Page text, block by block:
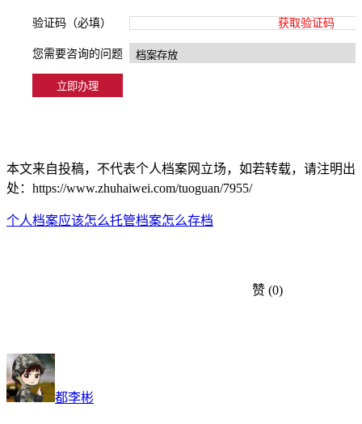
验证码（必填） 获取验证码
您需要咨询的问题
本文来自投稿，不代表个人档案网立场，如若转载，请注明出
处：https://www.zhuhaiwei.com/tuoguan/7955/
个人档案应该怎么托管档案怎么存档
赞 (0)
都李彬